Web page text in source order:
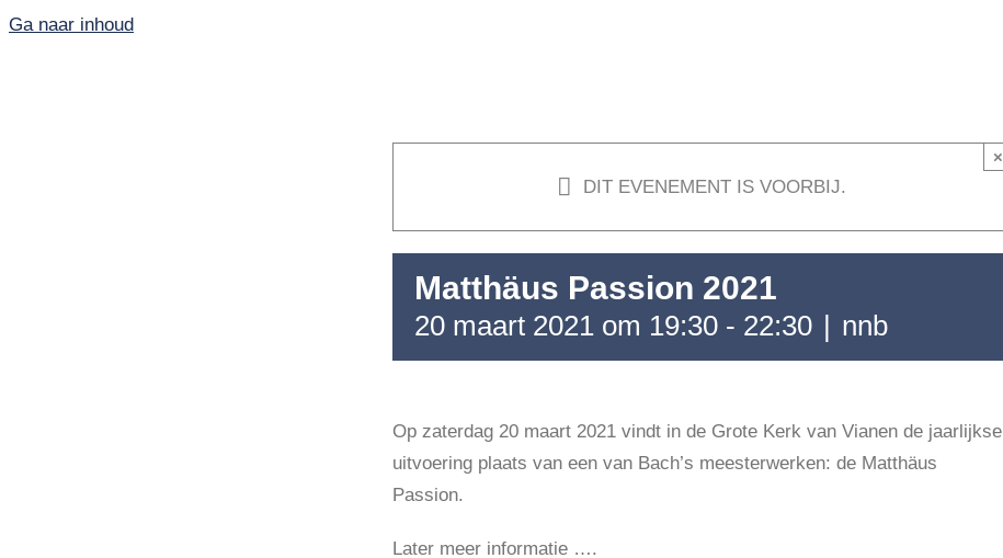
Ga naar inhoud
DIT EVENEMENT IS VOORBIJ.
×
Matthäus Passion 2021
20 maart 2021 om 19:30 - 22:30 | nnb
Op zaterdag 20 maart 2021 vindt in de Grote Kerk van Vianen de jaarlijkse
uitvoering plaats van een van Bach’s meesterwerken: de Matthäus
Passion.
Later meer informatie ….